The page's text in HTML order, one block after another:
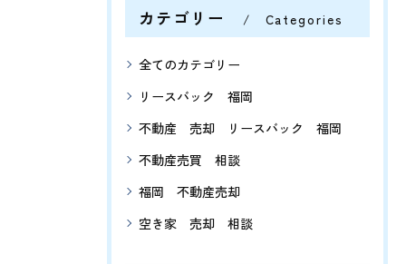
カテゴリー Categories
全てのカテゴリー
リースバック 福岡
不動産 売却 リースバック 福岡
不動産売買 相談
福岡 不動産売却
空き家 売却 相談